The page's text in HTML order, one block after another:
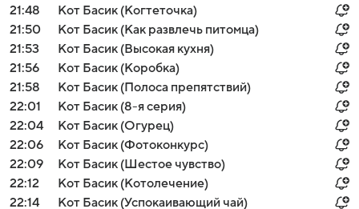
21:48
Кот Басик (Когтеточка)
21:50
Кот Басик (Как развлечь питомца)
21:53
Кот Басик (Высокая кухня)
21:56
Кот Басик (Коробка)
21:58
Кот Басик (Полоса препятствий)
22:01
Кот Басик (8-я серия)
22:04
Кот Басик (Огурец)
22:06
Кот Басик (Фотоконкурс)
22:09
Кот Басик (Шестое чувство)
22:12
Кот Басик (Котолечение)
22:14
Кот Басик (Успокаивающий чай)